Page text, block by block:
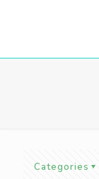
Categories